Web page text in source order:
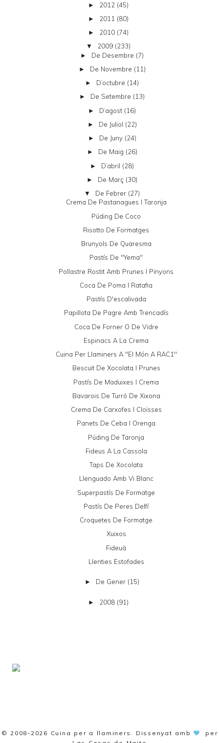
► 2012 (45)
► 2011 (80)
► 2010 (74)
▼ 2009 (233)
► De Desembre (7)
► De Novembre (11)
► D’octubre (14)
► De Setembre (13)
► D’agost (16)
► De Juliol (22)
► De Juny (24)
► De Maig (26)
► D’abril (28)
► De Març (30)
▼ De Febrer (27)
Crema De Pastanagues I Taronja
Púding De Coco
Risotto De Formatges
Brunyols De Quaresma
Pastís De "yema"
Pollastre Rostit Amb Prunes I Pinyons
Coca De Poma I Ratafia
Pastís D'escalivada
Papillota De Pagre Amb Trencadís
Coca De Forner O De Vidre
Espinacs A La Crema
Cuina Per Llaminers A "El Món A RAC1"
Bescuit De Xocolata I Prunes
Pastís De Maduixes I Crema
Bavarois De Turró De Xixona
Crema De Carxofes I Cloïsses
Panets De Ceba I Orenga
Púding De Taronja
Fideus A La Cassola
Taps De Xocolata
Llenguado Amb Vi Blanc
Superpastís De Formatge
Pastís De Peres Delfí
Croquetes De Formatge
Xuixos
Fideuà
Llenties Estofades
► De Gener (15)
► 2008 (91)
© 2008-2026 Cuina per a llaminers . Dissenyat amb
per